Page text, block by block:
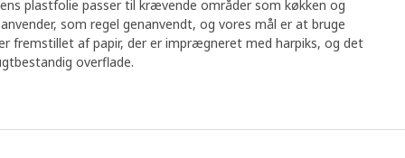
plastfolie passer til krævende områder som køkken og
som regel genanvendt, og vores mål er at bruge
fremstillet af papir, der er imprægneret med harpiks, og det
overflade.